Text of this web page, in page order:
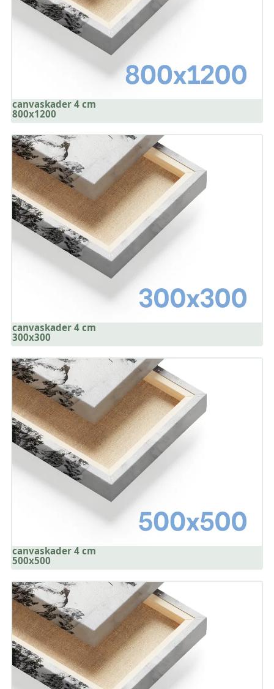
canvaskader 4 cm
800x1200
canvaskader 4 cm
300x300
canvaskader 4 cm
500x500